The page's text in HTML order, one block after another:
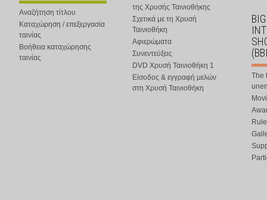
Αναζήτηση τίτλου
Καταχώρηση / επεξεργασία
ταινίας
Βοήθεια καταχώρησης
ταινίας
της Χρυσής Ταινιοθήκης
Σχετικά με τη Χρυσή
Ταινιοθήκη
Αφιερώματα
Συνεντεύξεις
DVD Χρυσή Ταινιοθήκη 1
Είσοδος & εγγραφή μελών
στη Χρυσή Ταινιοθήκη
The